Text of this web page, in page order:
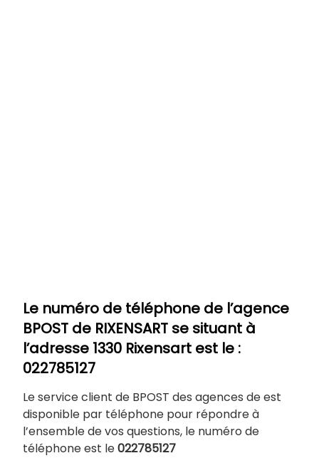
Le numéro de téléphone de l’agence
BPOST de RIXENSART se situant à
l’adresse 1330 Rixensart est le :
022785127
Le service client de BPOST des agences de est
disponible par téléphone pour répondre à
l’ensemble de vos questions, le numéro de
téléphone est le022785127